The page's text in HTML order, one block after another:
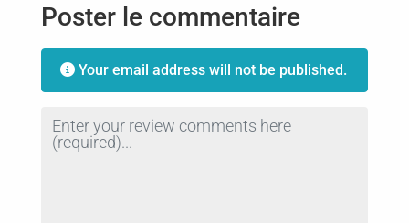
Poster le commentaire
Your email address will not be published.
Review text